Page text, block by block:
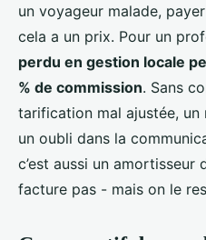
un voyageur malade,
cela a un prix. Pour un
perdu en gestion locale
% de commission. Sans
tarification mal ajustée,
un oubli dans la
c’est aussi un amortisseur
facture pas - mais on le